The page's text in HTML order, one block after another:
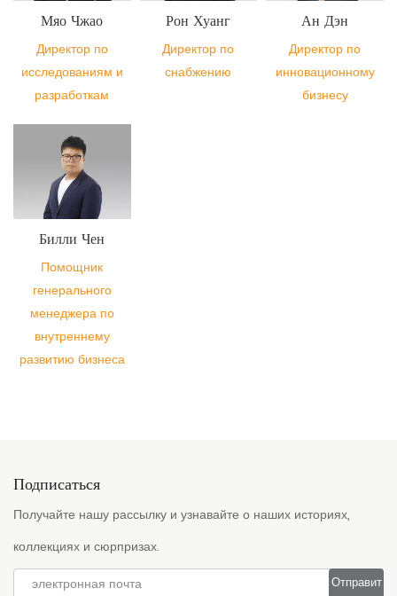
Мяо Чжао
Директор по
исследованиям и
разработкам
Рон Хуанг
Директор по
снабжению
Ан Дэн
Директор по
инновационному
бизнесу
Билли Чен
Помощник
генерального
менеджера по
внутреннему
развитию бизнеса
Подписаться
Получайте нашу рассылку и узнавайте о наших историях,
коллекциях и сюрпризах.
Отправит